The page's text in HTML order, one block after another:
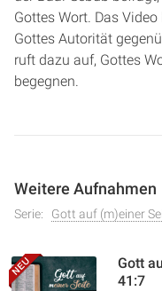
Gottes Wort. Das
Gottes Autorität
ruft dazu auf, Gottes
begegnen.
Weitere Aufnahmen
Serie: Gott auf (m)einer
Gott
41:7